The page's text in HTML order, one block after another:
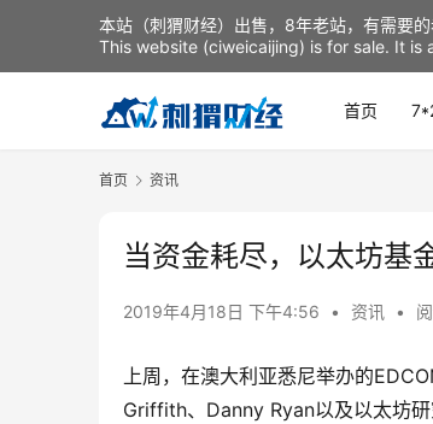
首页
首页 资讯
当资金耗尽，以太坊基
2019年4月18日 下午4:56 • 资讯 •
上周，在澳大利亚悉尼举办的
Griffith、Danny Ryan以及以太坊
本站（刺猬财经）出售，8年老站，有需要
This website (ciweicaijing) is for sale. It